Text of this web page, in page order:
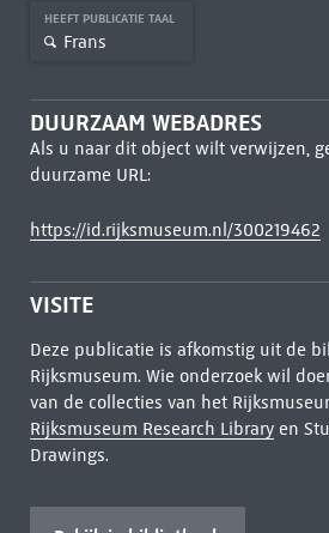
HEEFT PUBLICATIE TAAL
Frans
DUURZAAM WEBADRES
Als u naar dit object wilt verwijzen,
duurzame URL:
https://id.rijksmuseum.nl/300219462
VISITE
Deze publicatie is afkomstig uit de
Rijksmuseum. Wie onderzoek wil
van de collecties van het
Rijksmuseum Research Libraryen
Drawings.